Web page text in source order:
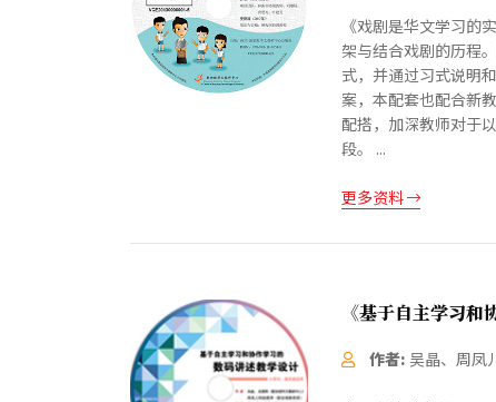
《戏剧是华文学习的
架与结合戏剧的历程
式，并通过习式说明
案，本配套也配合新
配搭，加深教师对于
段。 ...
更多资料
《基于自主学习和
作者: 吴晶、周凤